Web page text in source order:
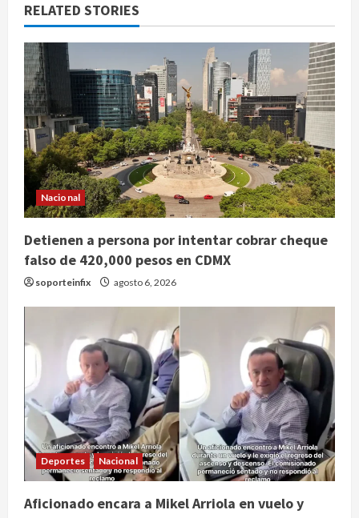
RELATED STORIES
Nacional
Detienen a persona por intentar cobrar cheque
falso de 420,000 pesos en CDMX
soporteinfix agosto 6, 2026
Deportes Nacional
Aficionado encara a Mikel Arriola en vuelo y
Publican artículo sobre adaptar la
vida social a la de los hijos
agosto 6, 2026